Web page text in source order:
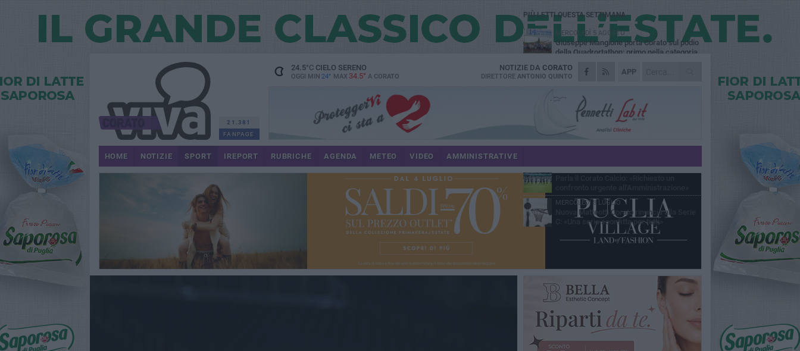
21.381
FANPAGE
24.5°CCIELO SERENO
OGGI MIN 24° MAX 34.5° A CORATO
APP
NOTIZIE DA CORATO
DIRETTORE ANTONIO QUINTO
HOME NOTIZIE SPORT IREPORT RUBRICHE AGENDA METEO VIDEO AMMINISTRATIVE
PIÙ LETTI QUESTA SETTIMANA
MERCOLEDÌ 5 AGOSTO
Giuseppe Mangione porta Corato sul podio
della Quadrortathon: primo nella categoria
LUNEDÌ 3 AGOSTO
ErbeNobili Basket Corato, Vincenzo
GIOVEDÌ 30 LUGLIO
Corato Calcio al campionato di Promozione
Pugliese: «Costruiamo un percorso solido e
GIOVEDÌ 25 GIUGNO
Corato Calcio, l’Amministrazione comunale
LUNEDÌ 15 GIUGNO
MERCOLEDÌ 8 LUGLIO
Nuova Matteotti Corato rinuncia alla Serie
C: «Una seria sconfitta per tutti»